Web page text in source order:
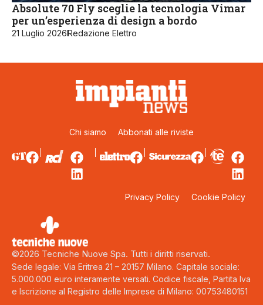
Absolute 70 Fly sceglie la tecnologia Vimar
per un’esperienza di design a bordo
21 Luglio 2026Redazione Elettro
Chi siamo Abbonati alle riviste
Privacy Policy Cookie Policy
©2026 Tecniche Nuove Spa. Tutti i diritti riservati.
Sede legale: Via Eritrea 21 – 20157 Milano. Capitale sociale:
5.000.000 euro interamente versati. Codice fiscale, Partita Iva
e Iscrizione al Registro delle Imprese di Milano: 00753480151